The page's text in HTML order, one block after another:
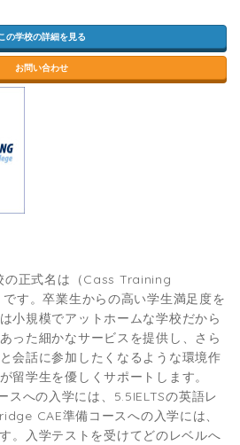
の学校の詳細を見る
お問い合わせ
の正式名は（Cass Training
す。卒業生からの⾼い学⽣満⾜度を
⼩規模でアットホームな学校だから
った細かなサービスを提供し、さら
会話に参加したくなるような環境作
留学生を優しくサポートします。
への入学には、5.5IELTSの英語レ
CAE準備コースへの入学には、
。入学テストを受けてどのレベルへ